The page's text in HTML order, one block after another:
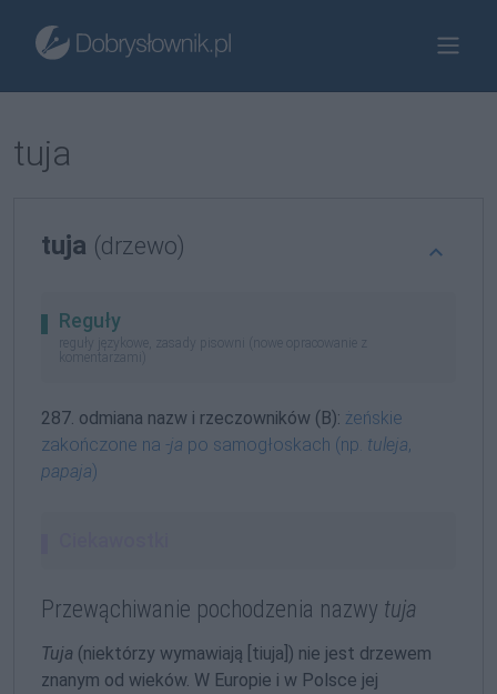
tuja
tuja (drzewo)
Reguły
reguły językowe, zasady pisowni (nowe opracowanie z
komentarzami)
287. odmiana nazw i rzeczowników (B): żeńskie
zakończone na -ja po samogłoskach (np. tuleja,
papaja)
Przewąchiwanie pochodzenia nazwy tuja
Tuja (niektórzy wymawiają [tiuja]) nie jest drzewem
znanym od wieków. W Europie i w Polsce jej